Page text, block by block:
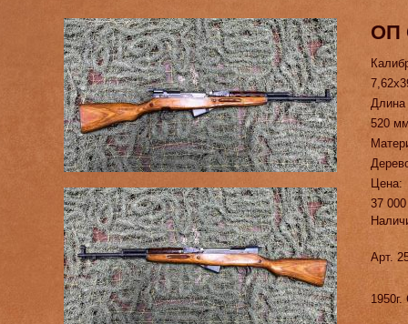
ОП
520
Цена:
37
Арт.